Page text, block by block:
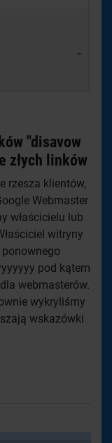
"disavow
złych linków
rzesza klientów,
Webmaster
właścicielu lub
witryny
pod kątem
webmasterów.
wykryliśmy
wskazówki